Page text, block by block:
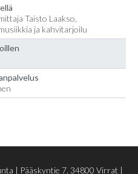
Taisto Laakso,
ja kahvitarjoilu
| Pääskyntie 7, 34800 Virrat |